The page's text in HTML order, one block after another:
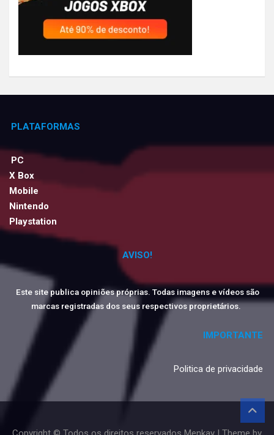
PLATAFORMAS
PC
X Box
Mobile
Nintendo
Playstation
AVISO!
Este site publica opiniões próprias. Todas imagens e vídeos são
marcas registradas dos seus respectivos proprietários.
IMPORTANTE
Politica de privacidade